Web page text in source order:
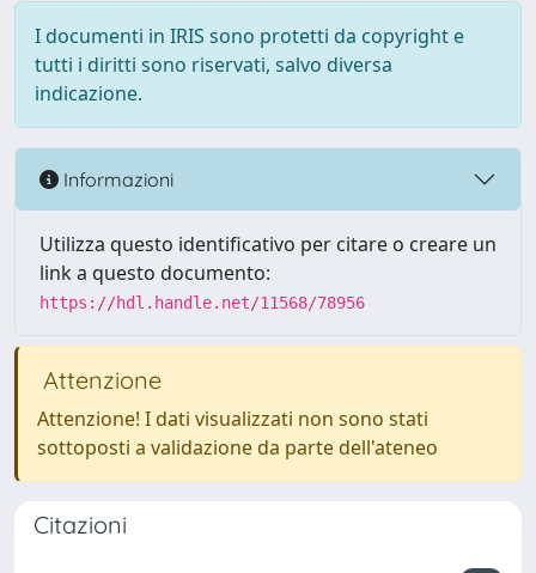
I documenti in IRIS sono protetti da copyright e
tutti i diritti sono riservati, salvo diversa
indicazione.
Informazioni
Utilizza questo identificativo per citare o creare un
link a questo documento:
https://hdl.handle.net/11568/78956
Attenzione
Attenzione! I dati visualizzati non sono stati
sottoposti a validazione da parte dell'ateneo
Citazioni